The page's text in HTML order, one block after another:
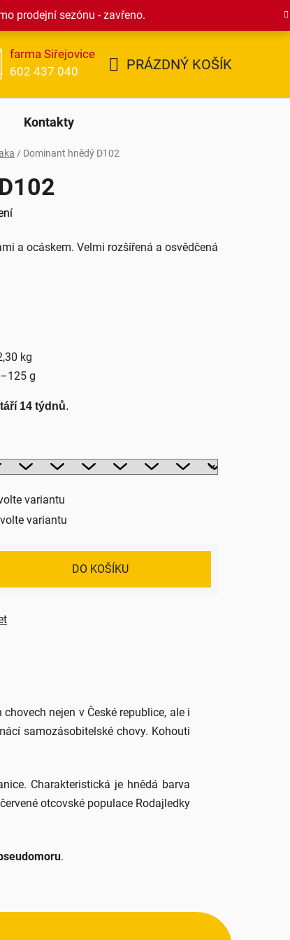
prodejní sezónu - zavřeno.
PRÁZDNÝ KOŠÍK
farma Siřejovice
602 437 040
Kontakty
/ Dominant hnědý D102
a ocáskem. Velmi rozšířená a osvědčená
kg
g
14 týdnů.
variantu
variantu
DO KOŠÍKU
nejen v České republice, ale i
samozásobitelské chovy. Kohouti
Charakteristická je hnědá barva
otcovské populace Rodajledky
.